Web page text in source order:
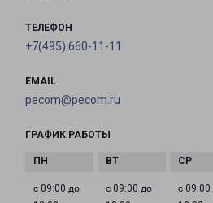
ТЕЛЕФОН
+7(495) 660-11-11
EMAIL
pecom@pecom.ru
ГРАФИК РАБОТЫ
с 09:00 до
с 09:00 до
с 09:00